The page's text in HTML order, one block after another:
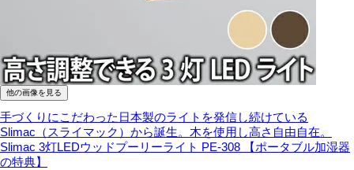
他の画像を見る
手づくりにこだわった日本製のライトを発信し続けている
Slimac（スライマック）から誕生。木を使用し高さ自由自在。
Slimac 3灯LEDウッドプーリーライト PE-308 【ポータブル加湿器
の特典】